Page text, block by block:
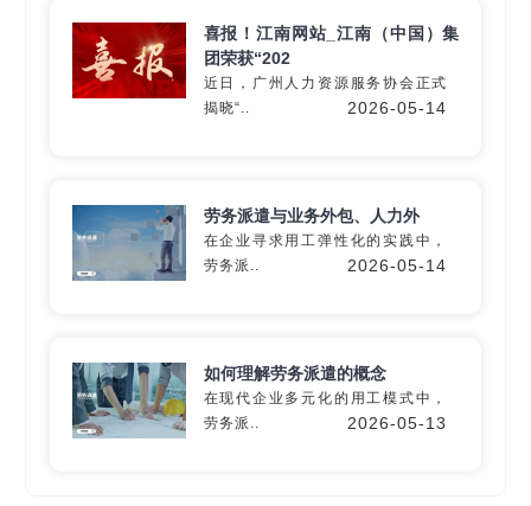
深入60+细分行业
喜报！江南网站_江南（中国）集
团荣获“202
近日，广州人力资源服务协会正式
揭晓“..
2026-05-14
劳务派遣与业务外包、人力外
在企业寻求用工弹性化的实践中，
劳务派..
2026-05-14
如何理解劳务派遣的概念
在现代企业多元化的用工模式中，
劳务派..
2026-05-13